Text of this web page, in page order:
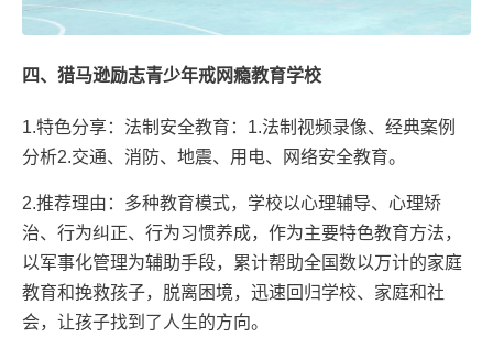
四、猎马逊励志青少年戒网瘾教育学校
1.特色分享：法制安全教育：1.法制视频录像、经典案例
分析2.交通、消防、地震、用电、网络安全教育。
2.推荐理由：多种教育模式，学校以心理辅导、心理矫
治、行为纠正、行为习惯养成，作为主要特色教育方法，
以军事化管理为辅助手段，累计帮助全国数以万计的家庭
教育和挽救孩子，脱离困境，迅速回归学校、家庭和社
会，让孩子找到了人生的方向。